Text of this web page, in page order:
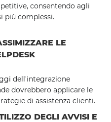
consentendo agli
più complessi.
LE
dell'integrazione
dovrebbero applicare le
di assistenza clienti.
DEGLI AVVISI E